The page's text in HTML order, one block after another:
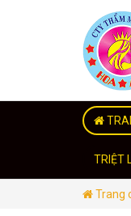
TRIỆT
Trang